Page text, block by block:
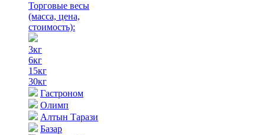
Торговые весы
(масса, цена,
стоимость):
3кг
6кг
15кг
30кг
Гастроном
Олимп
Алтын Тарази
Базар